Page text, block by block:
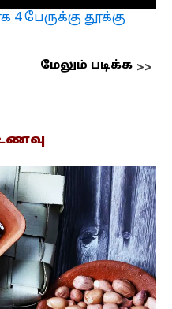
பேருக்கு தூக்கு
மேலும் படிக்க